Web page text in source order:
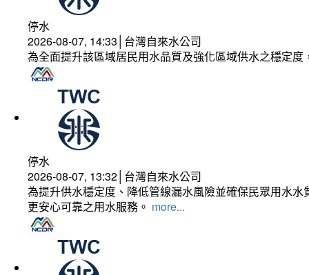
停水
2026-08-07, 14:33│台灣自來水公司
為全面提升該區域居民用水品質及強化區域供水之穩定
停水
2026-08-07, 13:32│台灣自來水公司
為提升供水穩定度、降低管線漏水風險並確保民眾用水
更安心可靠之用水服務。 more...